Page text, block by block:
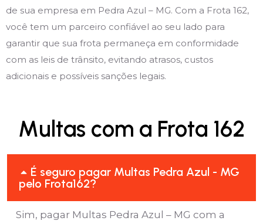
de sua empresa em Pedra Azul – MG. Com a Frota 162,
você tem um parceiro confiável ao seu lado para
garantir que sua frota permaneça em conformidade
com as leis de trânsito, evitando atrasos, custos
adicionais e possíveis sanções legais.
Multas com a Frota 162
É seguro pagar Multas Pedra Azul - MG
pelo Frota162?
Sim, pagar Multas Pedra Azul – MG com a